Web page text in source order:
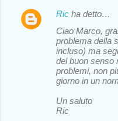
Ric ha detto…
Ciao Marco,
problema della
incluso) ma
del buon senso
problemi, non
giorno in un
Un saluto
Ric